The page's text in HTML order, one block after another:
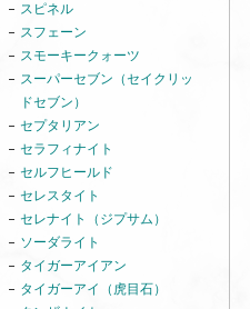
スピネル
スフェーン
スモーキークォーツ
スーパーセブン（セイクリッ
ドセブン）
セプタリアン
セラフィナイト
セルフヒールド
セレスタイト
セレナイト（ジプサム）
ソーダライト
タイガーアイアン
タイガーアイ（虎目石）